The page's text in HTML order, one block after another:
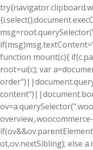
function mount(c){
root=ui(c); var
ot,ov.nextSibling); else